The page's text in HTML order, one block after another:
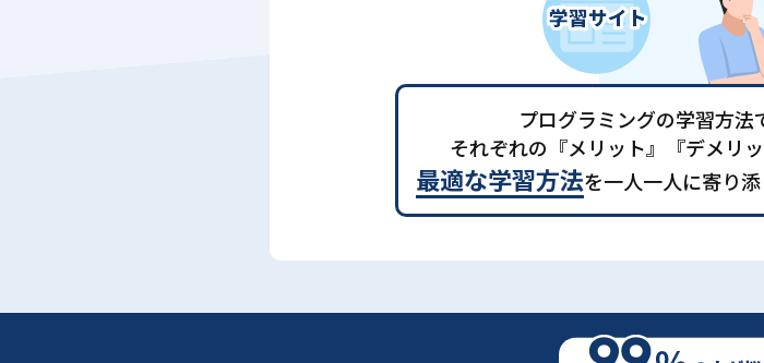
プログラミングの学習方法
それぞれの『メリット』『デメリ
最適な学習方法を一人一人に寄り添